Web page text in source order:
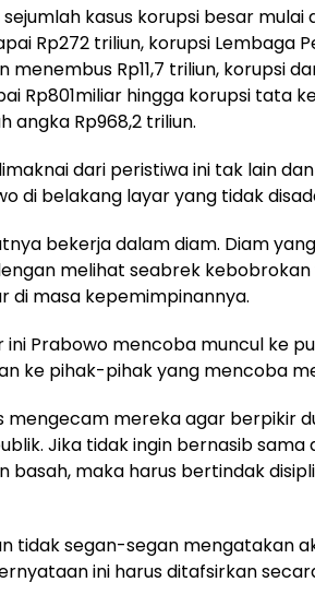
kasus korupsi besar
Rp272 triliun, korupsi Lembaga
menembus Rp11,7 triliun, korupsi
Rp801miliar hingga korupsi tata
angka Rp968,2 triliun.
dari peristiwa ini tak lain
di belakang layar yang tidak
bekerja dalam diam. Diam
melihat seabrek
di masa kepemimpinannya.
ini Prabowo mencoba muncul ke
ke pihak-pihak yang mencoba
mengecam mereka agar berpikir
Jika tidak ingin bernasib
basah, maka harus bertindak
tidak segan-segan mengatakan
ini harus ditafsirkan